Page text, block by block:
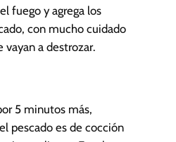
fuego y agrega los
con mucho cuidado
vayan a destrozar.
5 minutos más,
pescado es de cocción